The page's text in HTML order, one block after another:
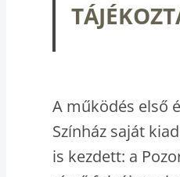
A működés első
Színház saját
is kezdett: a